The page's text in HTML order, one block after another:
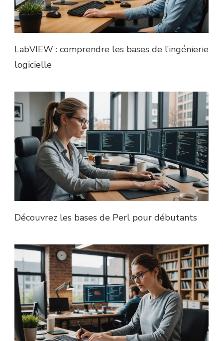
LabVIEW : comprendre les bases de l’ingénierie
logicielle
Découvrez les bases de Perl pour débutants